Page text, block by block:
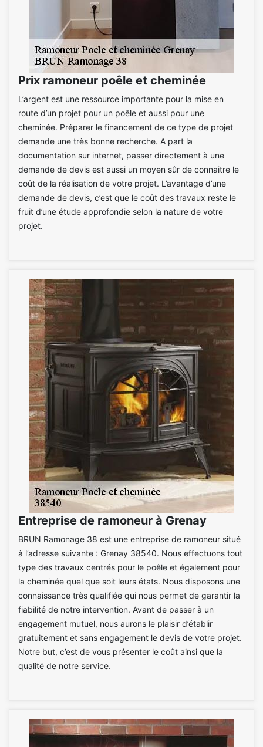
Prix ramoneur poêle et cheminée
L’argent est une ressource importante pour la mise en
route d’un projet pour un poêle et aussi pour une
cheminée. Préparer le financement de ce type de projet
demande une très bonne recherche. A part la
documentation sur internet, passer directement à une
demande de devis est aussi un moyen sûr de connaitre le
coût de la réalisation de votre projet. L’avantage d’une
demande de devis, c’est que le coût des travaux reste le
fruit d’une étude approfondie selon la nature de votre
projet.
Entreprise de ramoneur à Grenay
BRUN Ramonage 38 est une entreprise de ramoneur situé
à l’adresse suivante : Grenay 38540. Nous effectuons tout
type des travaux centrés pour le poêle et également pour
la cheminée quel que soit leurs états. Nous disposons une
connaissance très qualifiée qui nous permet de garantir la
fiabilité de notre intervention. Avant de passer à un
engagement mutuel, nous aurons le plaisir d’établir
gratuitement et sans engagement le devis de votre projet.
Notre but, c’est de vous présenter le coût ainsi que la
qualité de notre service.